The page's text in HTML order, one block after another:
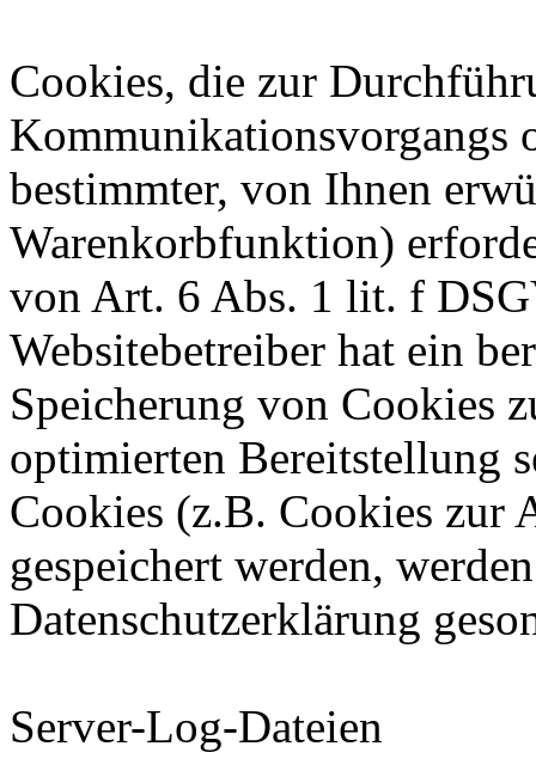
Cookies, die zur
Kommunikationsvorgangs
bestimmter, von Ihnen
Warenkorbfunktion)
von Art. 6 Abs. 1 lit. f
Websitebetreiber hat ein
Speicherung von Cookies
optimierten Bereitstellung
Cookies (z.B. Cookies zur
gespeichert werden,
Datenschutzerklärung
Server-Log-Dateien